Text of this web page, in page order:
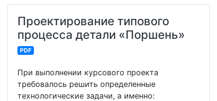
Проектирование типового
процесса детали «Поршень»
PDF
При выполнении курсового проекта
требовалось решить определенные
технологические задачи, а именно: